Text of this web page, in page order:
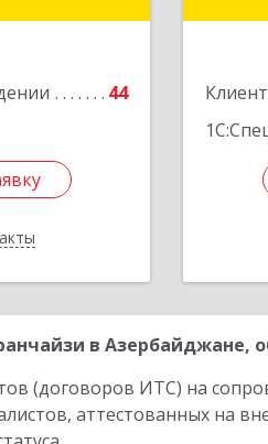
44
Подробнее
в Азербайджане,
(договоров ИТС) на
аттестованных на